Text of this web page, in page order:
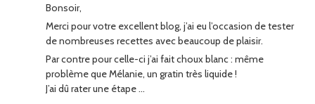
Bonsoir,
Merci pour votre excellent blog, j’ai eu l’occasion de tester
de nombreuses recettes avec beaucoup de plaisir.
Par contre pour celle-ci j’ai fait choux blanc : même
problème que Mélanie, un gratin très liquide !
J’ai dû rater une étape …